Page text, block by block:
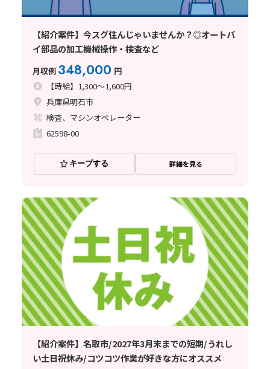
【紹介案件】今スグ住んじゃいませんか？◎オートバ
イ部品の加工機械操作・検査など
月収例 348,000 円
【時給】1,300～1,600円
兵庫県明石市
検査、マシンオペレーター
62598-00
キープする 詳細を見る
【紹介案件】名取市/2027年3月末までの短期/うれし
い土日祝休み/コツコツ作業が好きな方にオススメ